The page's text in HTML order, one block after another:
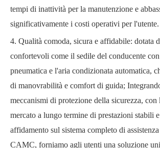
tempi di inattività per la manutenzione e
significativamente i costi operativi per l'utente.
4. Qualità comoda, sicura e affidabile: dotata
confortevoli come il sedile del conducente
pneumatica e l'aria condizionata automatica,
di manovrabilità e comfort di guida;
meccanismi di protezione della sicurezza, con
mercato a lungo termine di prestazioni stabili
affidamento sul sistema completo di
CAMC, forniamo agli utenti una soluzione